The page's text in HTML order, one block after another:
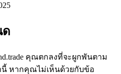
ด
คุณตกลงที่จะผูกพันตาม
นี้ หากคุณไม่เห็นด้วยกับข้อ